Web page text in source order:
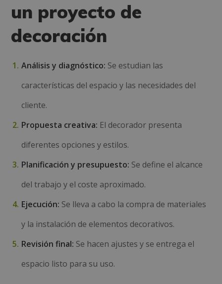
un proyecto de
decoración
Análisis y diagnóstico: Se estudian las
características del espacio y las necesidades del
cliente.
Propuesta creativa: El decorador presenta
diferentes opciones y estilos.
Planificación y presupuesto: Se define el alcance
del trabajo y el coste aproximado.
Ejecución: Se lleva a cabo la compra de materiales
y la instalación de elementos decorativos.
Revisión final: Se hacen ajustes y se entrega el
espacio listo para su uso.